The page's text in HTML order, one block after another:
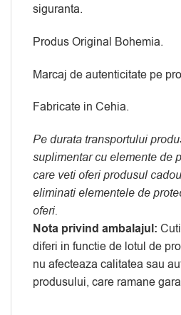
siguranta.
Produs Original Bohemia.
Marcaj de autenticitate pe
Fabricate in Cehia.
Pe durata transportului
suplimentar cu elemente de
care veti oferi produsul
eliminati elementele de
oferi.
Nota privind ambalajul:
diferi in functie de lotul de
nu afecteaza calitatea sau
produsului, care ramane